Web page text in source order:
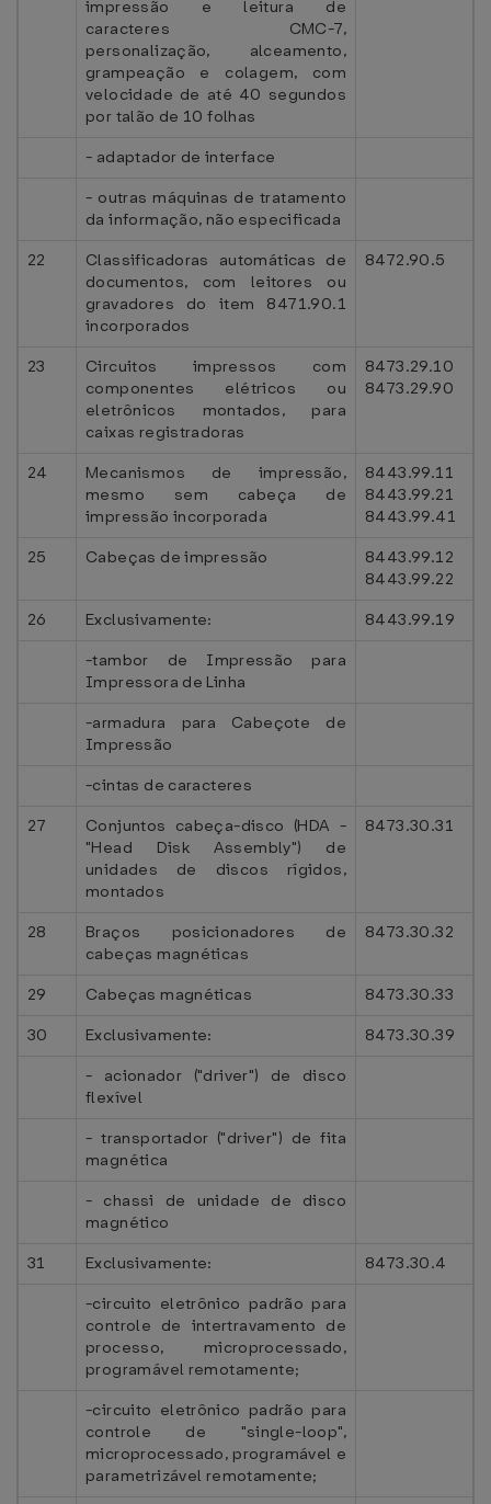
impressão e leitura de
caracteres CMC-7,
personalização, alceamento,
grampeação e colagem, com
velocidade de até 40 segundos
por talão de 10 folhas
- adaptador de interface
- outras máquinas de tratamento
da informação, não especificada
22
Classificadoras automáticas de
documentos, com leitores ou
gravadores do item 8471.90.1
incorporados
8472.90.5
23
Circuitos impressos com
componentes elétricos ou
eletrônicos montados, para
caixas registradoras
8473.29.10
8473.29.90
24
Mecanismos de impressão,
mesmo sem cabeça de
impressão incorporada
8443.99.11
8443.99.21
8443.99.41
25
Cabeças de impressão
8443.99.12
8443.99.22
26
Exclusivamente:
8443.99.19
-tambor de Impressão para
Impressora de Linha
-armadura para Cabeçote de
Impressão
-cintas de caracteres
27
Conjuntos cabeça-disco (HDA -
"Head Disk Assembly") de
unidades de discos rígidos,
montados
8473.30.31
28
Braços posicionadores de
cabeças magnéticas
8473.30.32
29 Cabeças magnéticas
8473.30.33
30
Exclusivamente:
8473.30.39
- acionador ("driver") de disco
flexível
- transportador ("driver") de fita
magnética
- chassi de unidade de disco
magnético
31
Exclusivamente:
8473.30.4
-circuito eletrônico padrão para
controle de intertravamento de
processo, microprocessado,
programável remotamente;
-circuito eletrônico padrão para
controle de "single-loop",
microprocessado, programável e
parametrizável remotamente;